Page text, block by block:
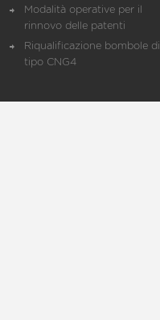
Modalità operative per il
rinnovo delle patenti
Riqualificazione bombole di
tipo CNG4